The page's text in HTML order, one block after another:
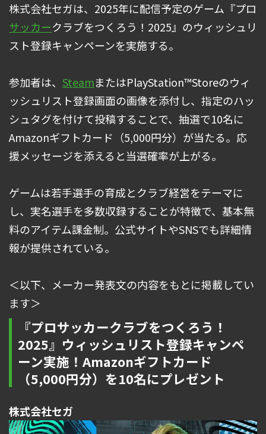
株式会社セガは、2025年に配信予定のゲーム『プロ
サッカークラブをつくろう！2025』のウィッシュリ
スト登録キャンペーンを実施する。
参加者は、 SteamまたはPlayStation™Storeのウィ
ッシュリスト登録画面の画像を添付し、指定のハッ
シュタグを付けて投稿することで、抽選で10名に
Amazonギフトカード（5,000円分）が当たる。応
援メッセージを添えると当選確率が上がる。
ゲームは若手選手の育成とクラブ経営をテーマに
し、実名選手を多数収録することが特徴で、基本無
料のアイテム課金制。公式サイトやSNSでも詳細情
報が提供されている。
＜以下、メーカー発表文の内容をもとに掲載してい
ます＞
『プロサッカークラブをつくろう！
2025』ウィッシュリスト登録キャンペ
ーン実施！Amazonギフトカード
（5,000円分）を10名にプレゼント
株式会社セガ